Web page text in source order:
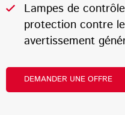
Lampes de
protection contre
avertissement
DEMANDER UNE OFFRE